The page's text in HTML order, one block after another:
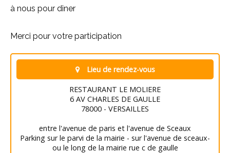
à nous pour diner
Merci pour votre participation
Lieu de rendez-vous
RESTAURANT LE MOLIERE
6 AV CHARLES DE GAULLE
78000 - VERSAILLES
entre l'avenue de paris et l'avenue de Sceaux
Parking sur le parvi de la mairie - sur l'avenue de sceaux-
ou le long de la mairie rue c de gaulle